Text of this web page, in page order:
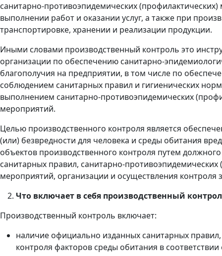
санитарно-противоэпидемических
выполнении работ и оказании услуг, а также при
транспортировке, хранении и реализации продукции.
Иными словами производственный контроль это
организации по обеспечению санитарно-
благополучия на предприятии, в том числе по
соблюдением санитарных правил и гигиенических
выполнением санитарно-противоэпидемических
мероприятий.
Целью производственного контроля является
(или) безвредности для человека и среды обитания
объектов производственного контроля путем
санитарных правил, санитарно-противоэпидемических
мероприятий, организации и осуществления контроля
Что включает в себя производственный
Производственный контроль включает:
наличие официально изданных санитарных
контроля факторов среды обитания в